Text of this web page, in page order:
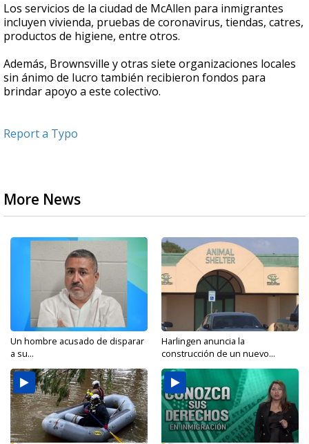
Los servicios de la ciudad de McAllen para inmigrantes
incluyen vivienda, pruebas de coronavirus, tiendas, catres,
productos de higiene, entre otros.
Además, Brownsville y otras siete organizaciones locales
sin ánimo de lucro también recibieron fondos para
brindar apoyo a este colectivo.
Report a Typo
More News
Un hombre acusado de disparar
a su...
Harlingen anuncia la
construcción de un nuevo...